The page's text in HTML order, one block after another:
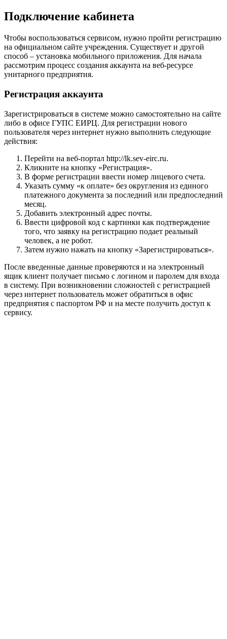
Подключение кабинета
Чтобы воспользоваться сервисом, нужно пройти регистрацию
на официальном сайте учреждения. Существует и другой
способ – установка мобильного приложения. Для начала
рассмотрим процесс создания аккаунта на веб-ресурсе
унитарного предприятия.
Регистрация аккаунта
Зарегистрироваться в системе можно самостоятельно на сайте
либо в офисе ГУПС ЕИРЦ. Для регистрации нового
пользователя через интернет нужно выполнить следующие
действия:
Перейти на веб-портал http://lk.sev-eirc.ru.
Кликните на кнопку «Регистрация».
В форме регистрации ввести номер лицевого счета.
Указать сумму «к оплате» без округления из единого
платежного документа за последний или предпоследний
месяц.
Добавить электронный адрес почты.
Ввести цифровой код с картинки как подтверждение
того, что заявку на регистрацию подает реальный
человек, а не робот.
Затем нужно нажать на кнопку «Зарегистрироваться».
После введенные данные проверяются и на электронный
ящик клиент получает письмо с логином и паролем для входа
в систему. При возникновении сложностей с регистрацией
через интернет пользователь может обратиться в офис
предприятия с паспортом РФ и на месте получить доступ к
сервису.